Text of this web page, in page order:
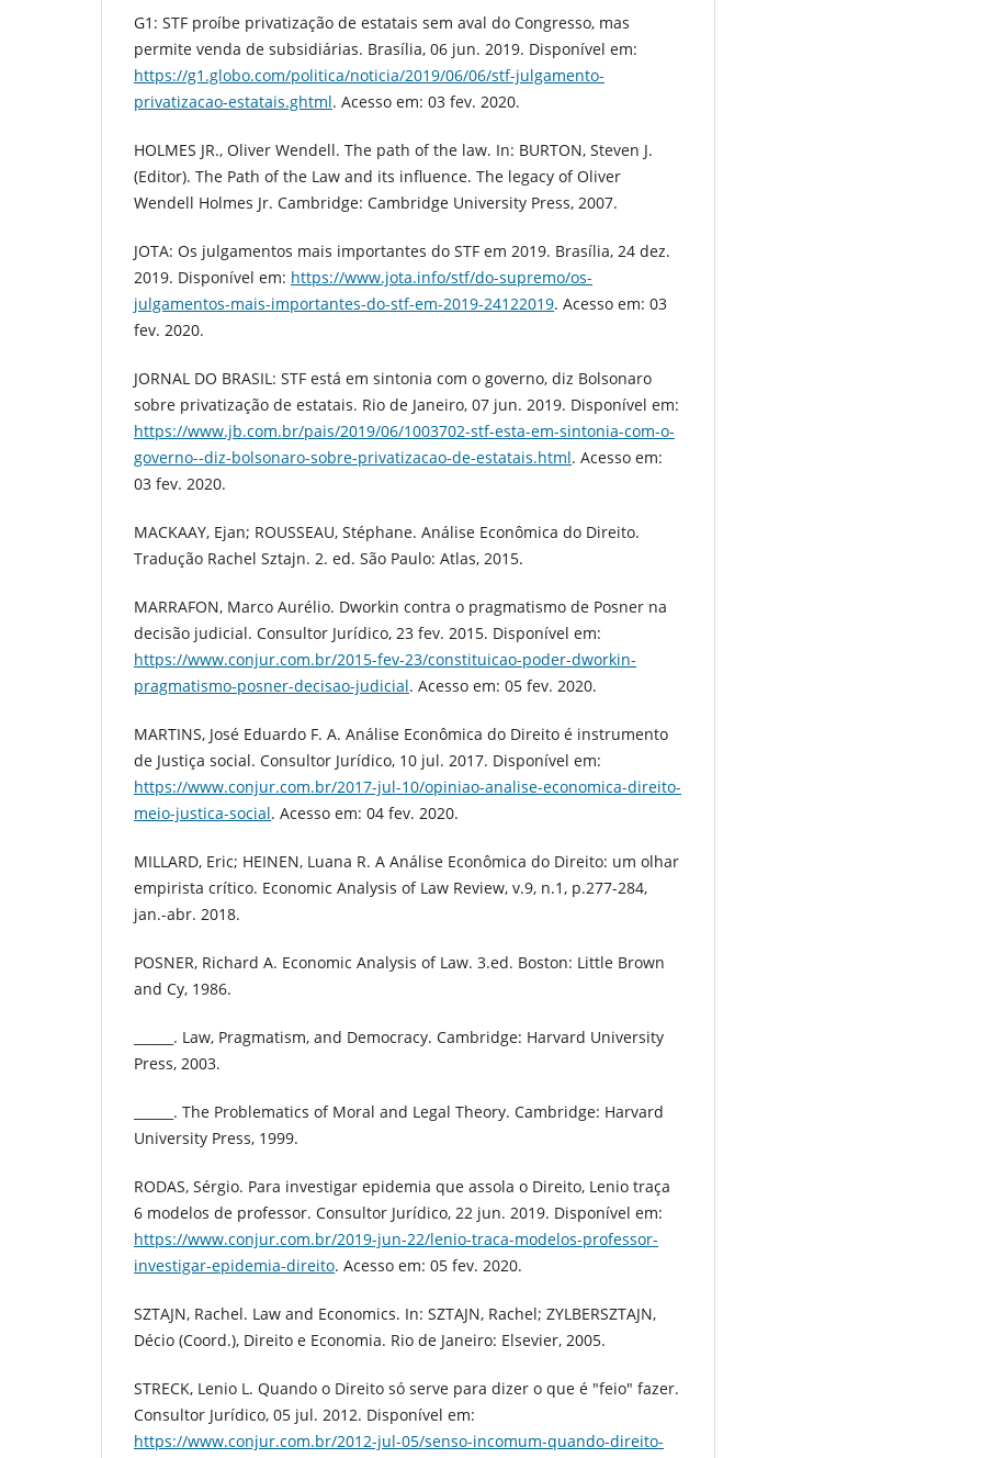
G1: STF proíbe privatização de estatais sem aval do Congresso, mas
permite venda de subsidiárias. Brasília, 06 jun. 2019. Disponível em:
https://g1.globo.com/politica/noticia/2019/06/06/stf-julgamento-
privatizacao-estatais.ghtml. Acesso em: 03 fev. 2020.
HOLMES JR., Oliver Wendell. The path of the law. In: BURTON, Steven J.
(Editor). The Path of the Law and its influence. The legacy of Oliver
Wendell Holmes Jr. Cambridge: Cambridge University Press, 2007.
JOTA: Os julgamentos mais importantes do STF em 2019. Brasília, 24 dez.
2019. Disponível em: https://www.jota.info/stf/do-supremo/os-
julgamentos-mais-importantes-do-stf-em-2019-24122019. Acesso em: 03
fev. 2020.
JORNAL DO BRASIL: STF está em sintonia com o governo, diz Bolsonaro
sobre privatização de estatais. Rio de Janeiro, 07 jun. 2019. Disponível em:
https://www.jb.com.br/pais/2019/06/1003702-stf-esta-em-sintonia-com-o-
governo--diz-bolsonaro-sobre-privatizacao-de-estatais.html. Acesso em:
03 fev. 2020.
MACKAAY, Ejan; ROUSSEAU, Stéphane. Análise Econômica do Direito.
Tradução Rachel Sztajn. 2. ed. São Paulo: Atlas, 2015.
MARRAFON, Marco Aurélio. Dworkin contra o pragmatismo de Posner na
decisão judicial. Consultor Jurídico, 23 fev. 2015. Disponível em:
https://www.conjur.com.br/2015-fev-23/constituicao-poder-dworkin-
pragmatismo-posner-decisao-judicial. Acesso em: 05 fev. 2020.
MARTINS, José Eduardo F. A. Análise Econômica do Direito é instrumento
de Justiça social. Consultor Jurídico, 10 jul. 2017. Disponível em:
https://www.conjur.com.br/2017-jul-10/opiniao-analise-economica-direito-
meio-justica-social. Acesso em: 04 fev. 2020.
MILLARD, Eric; HEINEN, Luana R. A Análise Econômica do Direito: um olhar
empirista crítico. Economic Analysis of Law Review, v.9, n.1, p.277-284,
jan.-abr. 2018.
POSNER, Richard A. Economic Analysis of Law. 3.ed. Boston: Little Brown
and Cy, 1986.
______. Law, Pragmatism, and Democracy. Cambridge: Harvard University
Press, 2003.
______. The Problematics of Moral and Legal Theory. Cambridge: Harvard
University Press, 1999.
RODAS, Sérgio. Para investigar epidemia que assola o Direito, Lenio traça
6 modelos de professor. Consultor Jurídico, 22 jun. 2019. Disponível em:
https://www.conjur.com.br/2019-jun-22/lenio-traca-modelos-professor-
investigar-epidemia-direito. Acesso em: 05 fev. 2020.
SZTAJN, Rachel. Law and Economics. In: SZTAJN, Rachel; ZYLBERSZTAJN,
Décio (Coord.), Direito e Economia. Rio de Janeiro: Elsevier, 2005.
STRECK, Lenio L. Quando o Direito só serve para dizer o que é "feio" fazer.
Consultor Jurídico, 05 jul. 2012. Disponível em:
https://www.conjur.com.br/2012-jul-05/senso-incomum-quando-direito-